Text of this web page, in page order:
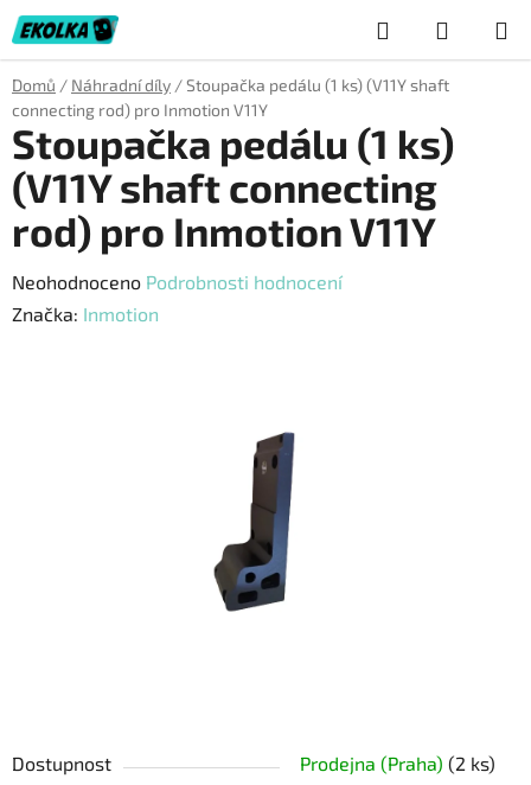
Přejít
na
obsah
Hledat
KOŠÍK
Domů / Náhradní díly /Stoupačka pedálu (1 ks) (V11Y shaft
connecting rod) pro Inmotion V11Y
Dostupnost Prodejna (Praha) (2 ks)
Stoupačka pedálu (1 ks)
(V11Y shaft connecting
rod) pro Inmotion V11Y
Průměrné
hodnocení
Neohodnoceno Podrobnosti hodnocení
Značka: Inmotion